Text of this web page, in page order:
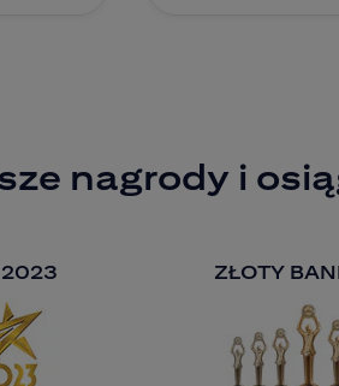
nagrody i
2023 ZŁOTY